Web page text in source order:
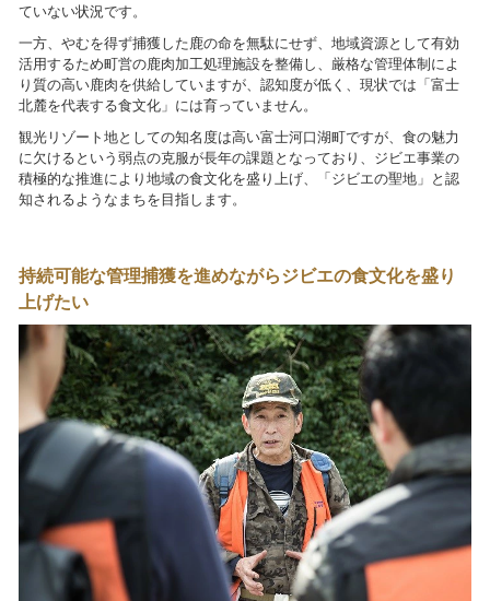
ていない状況です。
一方、やむを得ず捕獲した鹿の命を無駄にせず、地域資源として有効
活用するため町営の鹿肉加工処理施設を整備し、厳格な管理体制によ
り質の高い鹿肉を供給していますが、認知度が低く、現状では「富士
北麓を代表する食文化」には育っていません。
観光リゾート地としての知名度は高い富士河口湖町ですが、食の魅力
に欠けるという弱点の克服が長年の課題となっており、ジビエ事業の
積極的な推進により地域の食文化を盛り上げ、「ジビエの聖地」と認
知されるようなまちを目指します。
持続可能な管理捕獲を進めながらジビエの食文化を盛り
上げたい